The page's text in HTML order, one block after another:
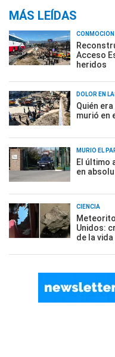
MÁS LEÍDAS
CONMOCIÓN
Acceso
heridos
DOLOR EN
Quién
murió en
MURIÓ EL
El último
en
CIENCIA
Unidos:
de la vida